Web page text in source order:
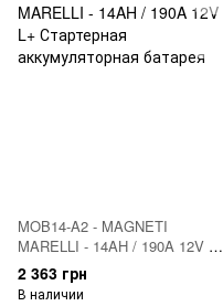
MOB14-A2 - MAGNETI
MARELLI - 14AH / 190A 12V L+
Стартерная аккумуляторная
батарея
2 363 грн
В наличии